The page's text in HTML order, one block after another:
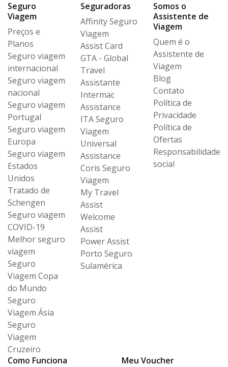
Seguro
Viagem
Preços e
Planos
Seguro viagem
internacional
Seguro viagem
nacional
Seguro viagem
Portugal
Seguro viagem
Europa
Seguro viagem
Estados
Unidos
Tratado de
Schengen
Seguro viagem
COVID-19
Melhor seguro
viagem
Seguro
Viagem Copa
do Mundo
Seguro
Viagem Ásia
Seguro
Viagem
Cruzeiro
Seguradoras
Affinity Seguro
Viagem
Assist Card
GTA - Global
Travel
Assistante
Intermac
Assistance
ITA Seguro
Viagem
Universal
Assistance
Coris Seguro
Viagem
My Travel
Assist
Welcome
Assist
Power Assist
Porto Seguro
Sulamérica
Somos o
Assistente de
Viagem
Quem é o
Assistente de
Viagem
Blog
Contato
Política de
Privacidade
Política de
Ofertas
Responsabilidade
social
Como Funciona
Meu Voucher